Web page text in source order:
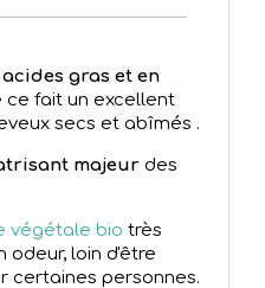
gras et en
ce fait un excellent
secs et abîmés .
majeur des
végétale bio très
odeur, loin d'être
certaines personnes.